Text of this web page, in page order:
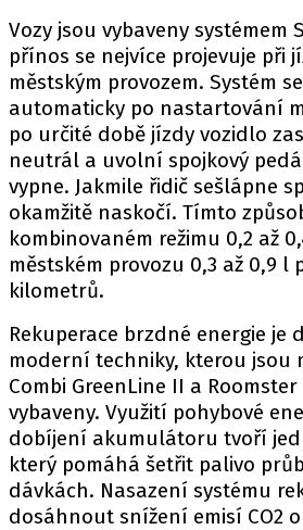
SLEDUJTE NÁS NA|
Máte příběh, fotku
Pošlete e-mail na
ETICKÝ KODEX
KONTAKT
VYDAVATEL
OSOBNÍ ÚDAJE /
Provozovatelem serveru
INCORP MEDIA GROUP
Vozy jsou vybaveny systémem
přínos se nejvíce projevuje při
městským provozem. Systém
automaticky po nastartování
po určité době jízdy vozidlo
neutrál a uvolní spojkový
vypne. Jakmile řidič sešlápne
okamžitě naskočí. Tímto
kombinovaném režimu 0,2 až
městském provozu 0,3 až 0,9 l
kilometrů.
Rekuperace brzdné energie je
moderní techniky, kterou jsou
Combi GreenLine II a
vybaveny. Využití pohybové
dobíjení akumulátoru tvoří
který pomáhá šetřit palivo
dávkách. Nasazení systému
dosáhnout snížení emisí CO2